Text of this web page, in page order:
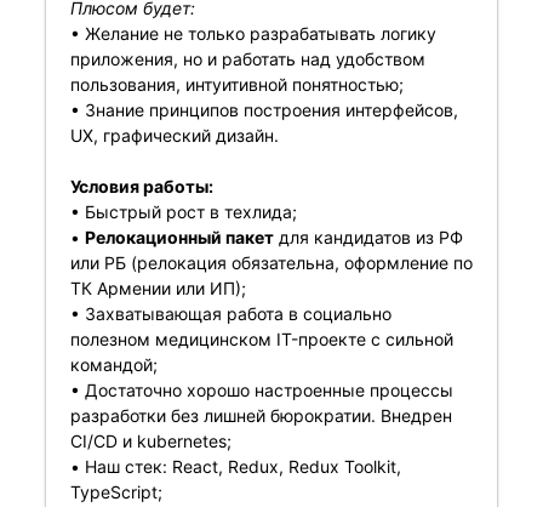
Плюсом будет:
• Желание не только разрабатывать логику
приложения, но и работать над удобством
пользования, интуитивной понятностью;
• Знание принципов построения интерфейсов,
UX, графический дизайн.
Условия работы:
• Быстрый рост в техлида;
• Релокационный пакетдля кандидатов из РФ
или РБ (релокация обязательна, оформление по
ТК Армении или ИП);
• Захватывающая работа в социально
полезном медицинском IT-проекте с сильной
командой;
• Достаточно хорошо настроенные процессы
разработки без лишней бюрократии. Внедрен
CI/CD и kubernetes;
• Наш стек: React, Redux, Redux Toolkit,
TypeScript;